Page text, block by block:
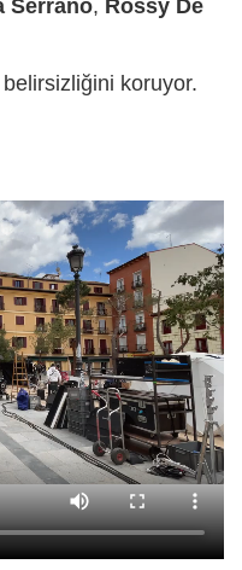
Serrano, Rossy De
koruyor.